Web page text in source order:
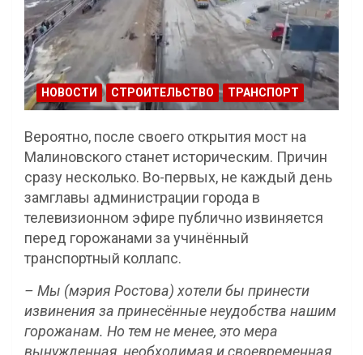
НОВОСТИ СТРОИТЕЛЬСТВО ТРАНСПОРТ
Вероятно, после своего открытия мост на
Малиновского станет историческим. Причин
сразу несколько. Во-первых, не каждый день
замглавы администрации города в
телевизионном эфире публично извиняется
перед горожанами за учинённый
транспортный коллапс.
– Мы (мэрия Ростова) хотели бы принести
извинения за принесённые неудобства нашим
горожанам. Но тем не менее, это мера
вынужденная, необходимая и своевременная,